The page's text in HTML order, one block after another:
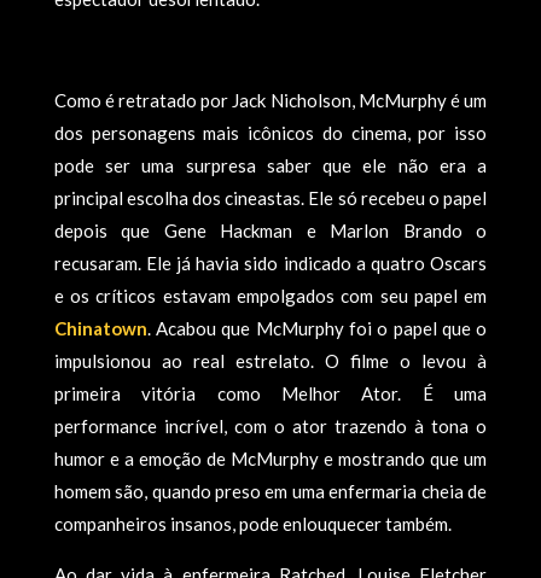
Como é retratado por Jack Nicholson, McMurphy é um
dos personagens mais icônicos do cinema, por isso
pode ser uma surpresa saber que ele não era a
principal escolha dos cineastas. Ele só recebeu o papel
depois que Gene Hackman e Marlon Brando o
recusaram. Ele já havia sido indicado a quatro Oscars
e os críticos estavam empolgados com seu papel em
Chinatown. Acabou que McMurphy foi o papel que o
impulsionou ao real estrelato. O filme o levou à
primeira vitória como Melhor Ator. É uma
performance incrível, com o ator trazendo à tona o
humor e a emoção de McMurphy e mostrando que um
homem são, quando preso em uma enfermaria cheia de
companheiros insanos, pode enlouquecer também.